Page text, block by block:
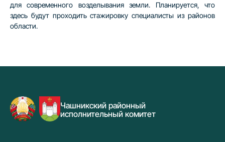
для современного возделывания земли. Планируется, что
здесь будут проходить стажировку специалисты из районов
области.
Чашникский районный
исполнительный комитет